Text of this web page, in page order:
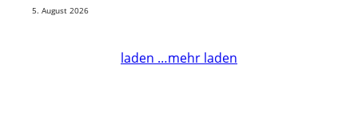
5. August 2026
laden …mehr laden